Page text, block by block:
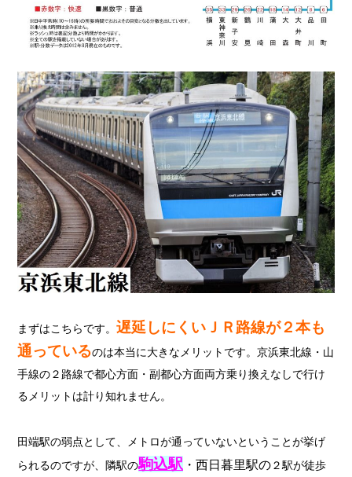
まずはこちらです。遅延しにくいＪＲ路線が２本も
通っているのは本当に大きなメリットです。京浜東北線・山
手線の２路線で都心方面・副都心方面両方乗り換えなしで行け
るメリットは計り知れません。
田端駅の弱点として、メトロが通っていないということが挙げ
られるのですが、隣駅の駒込駅 ・西日暮里駅の ２駅が徒歩